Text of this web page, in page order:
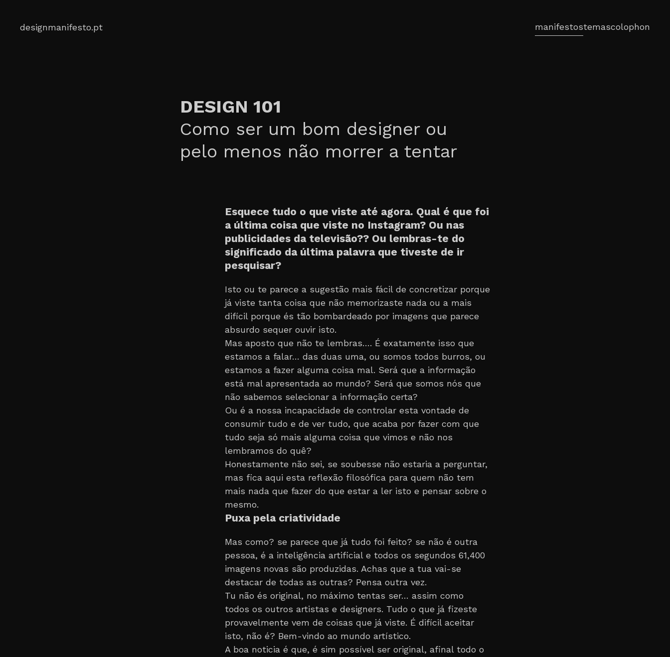
content
designmanifesto.pt manifestostemascolophon
DESIGN 101
Como ser um bom designer ou
pelo menos não morrer a tentar
Esquece tudo o que viste até agora. Qual é que foi
a última coisa que viste no Instagram? Ou nas
publicidades da televisão?? Ou lembras-te do
significado da última palavra que tiveste de ir
pesquisar?
Isto ou te parece a sugestão mais fácil de concretizar porque
já viste tanta coisa que não memorizaste nada ou a mais
difícil porque és tão bombardeado por imagens que parece
absurdo sequer ouvir isto.
Mas aposto que não te lembras…. É exatamente isso que
estamos a falar… das duas uma, ou somos todos burros, ou
estamos a fazer alguma coisa mal. Será que a informação
está mal apresentada ao mundo? Será que somos nós que
não sabemos selecionar a informação certa?
Ou é a nossa incapacidade de controlar esta vontade de
consumir tudo e de ver tudo, que acaba por fazer com que
tudo seja só mais alguma coisa que vimos e não nos
lembramos do quê?
Honestamente não sei, se soubesse não estaria a perguntar,
mas fica aqui esta reflexão filosófica para quem não tem
mais nada que fazer do que estar a ler isto e pensar sobre o
mesmo.
Puxa pela criatividade
Mas como? se parece que já tudo foi feito? se não é outra
pessoa, é a inteligência artificial e todos os segundos 61,400
imagens novas são produzidas. Achas que a tua vai-se
destacar de todas as outras? Pensa outra vez.
Tu não és original, no máximo tentas ser… assim como
todos os outros artistas e designers. Tudo o que já fizeste
provavelmente vem de coisas que já viste. É difícil aceitar
isto, não é? Bem-vindo ao mundo artístico.
A boa noticia é que, é sim possível ser original, afinal todo o